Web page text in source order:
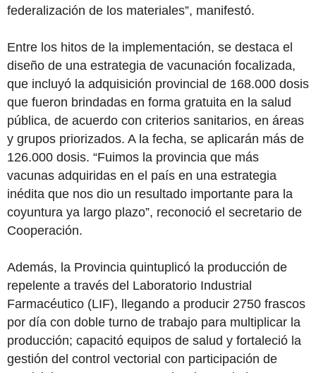
federalización de los materiales”, manifestó.
Entre los hitos de la implementación, se destaca el
diseño de una estrategia de vacunación focalizada,
que incluyó la adquisición provincial de 168.000 dosis
que fueron brindadas en forma gratuita en la salud
pública, de acuerdo con criterios sanitarios, en áreas
y grupos priorizados. A la fecha, se aplicarán más de
126.000 dosis. “Fuimos la provincia que más
vacunas adquiridas en el país en una estrategia
inédita que nos dio un resultado importante para la
coyuntura ya largo plazo”, reconoció el secretario de
Cooperación.
Además, la Provincia quintuplicó la producción de
repelente a través del Laboratorio Industrial
Farmacéutico (LIF), llegando a producir 2750 frascos
por día con doble turno de trabajo para multiplicar la
producción; capacitó equipos de salud y fortaleció la
gestión del control vectorial con participación de